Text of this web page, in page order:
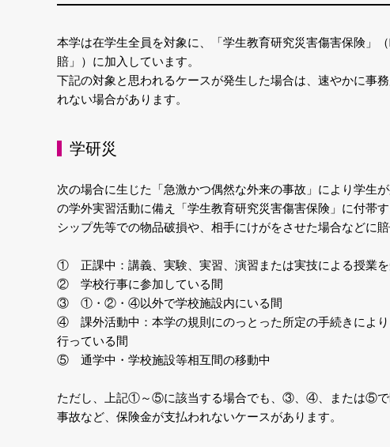
本学は在学生全員を対象に、「学生教育研究災害傷害保険」
賠」）に加入しています。
下記の対象と思われるケースが発生した場合は、速やかに事
れない場合があります。
学研災
次の場合に生じた「急激かつ偶然な外来の事故」により学生
の学外実習活動に備え「学生教育研究災害傷害保険」に付帯
シップ先等での物品破損や、相手にけがをさせた場合などに
① 正課中：講義、実験、実習、演習または実技による授業を
② 学校行事に参加している間
③ ①・②・④以外で学校施設内にいる間
④ 課外活動中：本学の規則にのっとった所定の手続きによ
行っている間
⑤ 通学中・学校施設等相互間の移動中
ただし、上記①～⑤に該当する場合でも、③、④、または⑤で
事故など、保険金が支払われないケースがあります。